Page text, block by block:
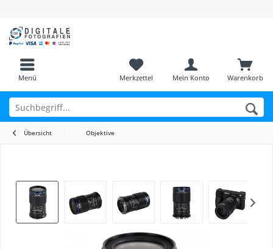
Menü Warenkorb
Merkzettel Mein Konto
Übersicht Objektive